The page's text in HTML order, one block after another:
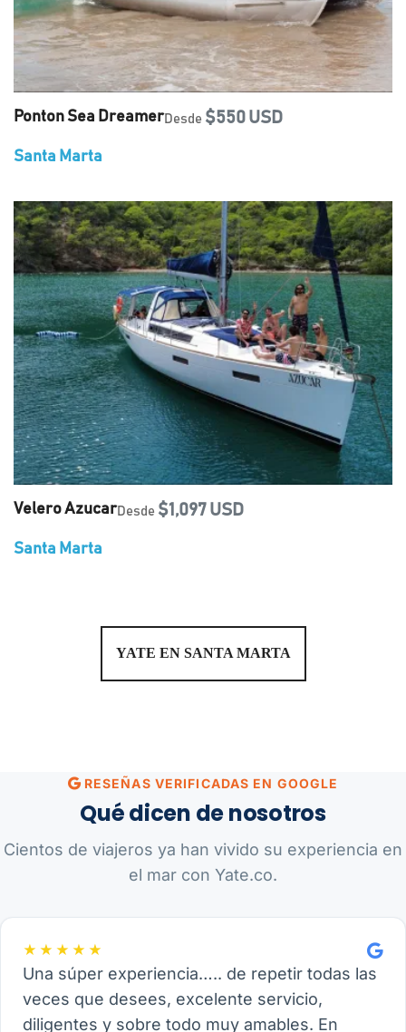
Ponton Sea DreamerDesde $550 USD
Santa Marta
Velero AzucarDesde $1,097 USD
Santa Marta
YATE EN SANTA MARTA
RESEÑAS VERIFICADAS EN GOOGLE
Qué dicen de nosotros
Cientos de viajeros ya han vivido su experiencia en
el mar con Yate.co.
★★★★★
Una súper experiencia….. de repetir todas las
veces que desees, excelente servicio,
diligentes y sobre todo muy amables. En